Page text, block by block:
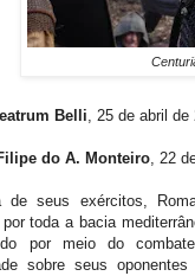
Belli, 25 de abril de
do A. Monteiro, 22
de seus exércitos,
toda a bacia
por meio do
sobre seus